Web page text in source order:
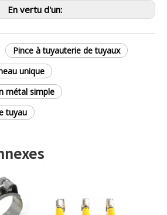
En vertu d'un:
Pince à tuyauterie de tuyaux
unique
métal simple
tuyau